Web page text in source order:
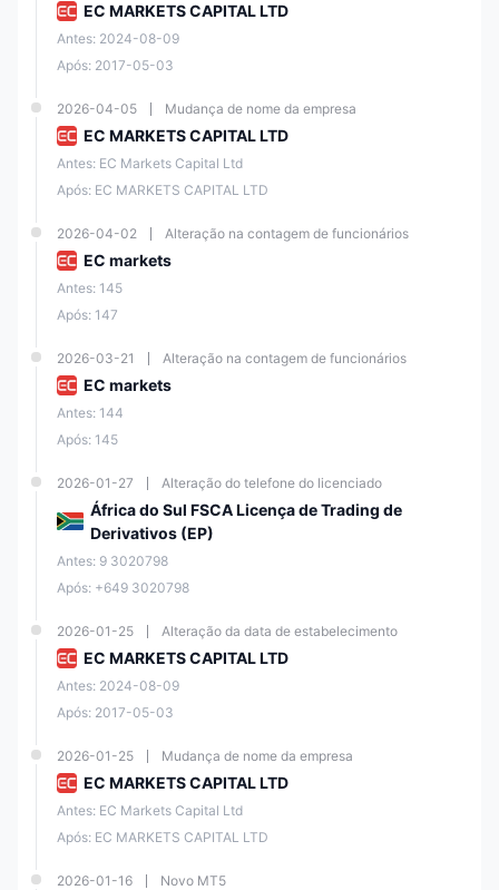
EC MARKETS CAPITAL LTD
Antes: 2024-08-09
Após: 2017-05-03
2026-04-05 Mudança de nome da empresa
EC MARKETS CAPITAL LTD
Antes: EC Markets Capital Ltd
Após: EC MARKETS CAPITAL LTD
2026-04-02 Alteração na contagem de funcionários
EC markets
Antes: 145
Após: 147
2026-03-21 Alteração na contagem de funcionários
EC markets
Antes: 144
Após: 145
2026-01-27 Alteração do telefone do licenciado
África do Sul FSCA Licença de Trading de
Derivativos (EP)
Antes: 9 3020798
Após: +649 3020798
2026-01-25 Alteração da data de estabelecimento
EC MARKETS CAPITAL LTD
Antes: 2024-08-09
Após: 2017-05-03
2026-01-25 Mudança de nome da empresa
EC MARKETS CAPITAL LTD
Antes: EC Markets Capital Ltd
Após: EC MARKETS CAPITAL LTD
2026-01-16 Novo MT5